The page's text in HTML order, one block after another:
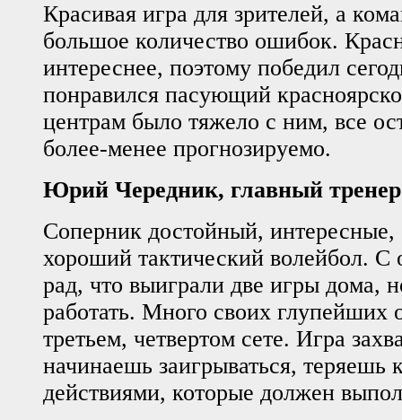
Красивая игра для зрителей, а
большое количество ошибок.
интереснее, поэтому победил
понравился пасующий
центрам было тяжело с ним, все
более-менее прогнозируемо.
Юрий Чередник, главный
Соперник достойный,
хороший тактический волейбол. С
рад, что выиграли две игры дома,
работать. Много своих глупейших
третьем, четвертом сете. Игра
начинаешь заигрываться, теряешь
действиями, которые должен